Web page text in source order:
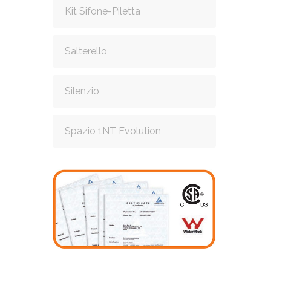
Kit Sifone-Piletta
Salterello
Silenzio
Spazio 1NT Evolution